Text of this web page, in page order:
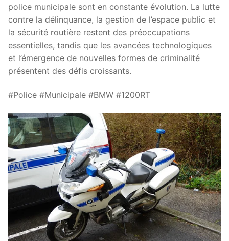
police municipale sont en constante évolution. La lutte
contre la délinquance, la gestion de l’espace public et
la sécurité routière restent des préoccupations
essentielles, tandis que les avancées technologiques
et l’émergence de nouvelles formes de criminalité
présentent des défis croissants.
#Police #Municipale #BMW #1200RT